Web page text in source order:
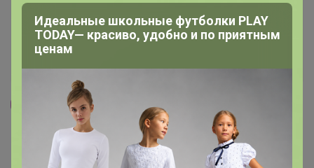
62K 358.3K 13.6K
БРABEКТО в наличии в Красноярске. Для собак
и кошек от клещей и паразитов.
Идеальные школьные футболки PLAY
TODAY— красиво, удобно и по приятным
ценам